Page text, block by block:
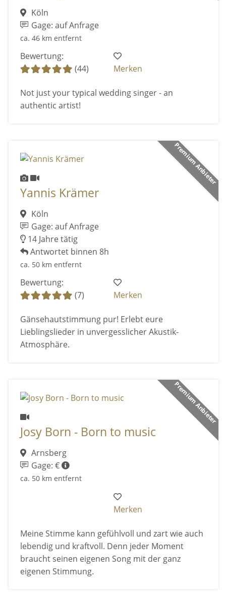
Köln
Gage: auf Anfrage
ca. 46 km entfernt
Bewertung:
(44)
Merken
Not just your typical wedding singer - an
authentic artist!
Premium Anbieter
Yannis Krämer
Köln
Gage: auf Anfrage
14 Jahre tätig
Antwortet binnen 8h
ca. 50 km entfernt
Bewertung:
(7)
Merken
Gänsehautstimmung pur! Erlebt eure
Lieblingslieder in unvergesslicher Akustik-
Atmosphäre.
Premium Anbieter
Josy Born - Born to music
Arnsberg
Gage: €
ca. 50 km entfernt
Merken
Meine Stimme kann gefühlvoll und zart wie auch
lebendig und kraftvoll. Denn jeder Moment
braucht seinen eigenen Song mit der ganz
eigenen Stimmung.